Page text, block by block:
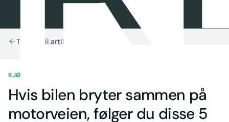
Tilbake til artikler
KJØRING I SPANIA
Hvis bilen bryter sammen på
motorveien, følger du disse 5